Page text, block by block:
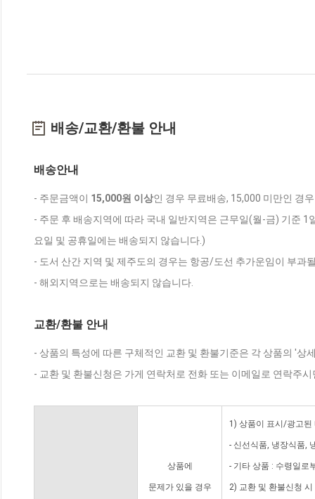
배송/교환/환불 안내
배송안내
- 주문금액이 15,000원 이상인 경우 무료배송, 15,000 미만인 경
- 주문 후 배송지역에 따라 국내 일반지역은 근무일(월-금) 기준
요일 및 공휴일에는 배송되지 않습니다.)
- 도서 산간 지역 및 제주도의 경우는 항공/도선 추가운임이 부과
- 해외지역으로는 배송되지 않습니다.
교환/환불 안내
- 상품의 특성에 따른 구체적인 교환 및 환불기준은 각 상품의 '상
- 교환 및 환불신청은 가게 연락처로 전화 또는 이메일로 연락주
상품에
문제가 있을 경우
1) 상품이 표시/광고된
- 신선식품, 냉장식품,
- 기타 상품 : 수령일로
2) 교환 및 환불신청